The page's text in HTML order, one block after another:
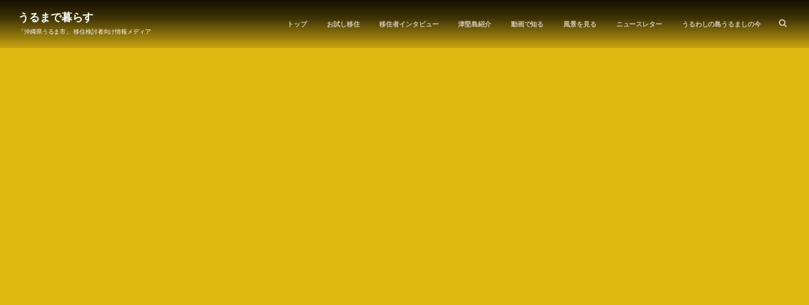
うるまで暮らす
「沖縄県うるま市」 移住検討者向け情報メディア
トップ お試し移住 移住者インタビュー 津堅島紹介 動画で知る 風景を見る ニュースレター うるわしの島うるましの今